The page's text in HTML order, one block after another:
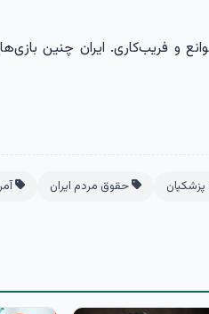
و فریب‌کاری. ایران چنین
حقوق مردم ایران